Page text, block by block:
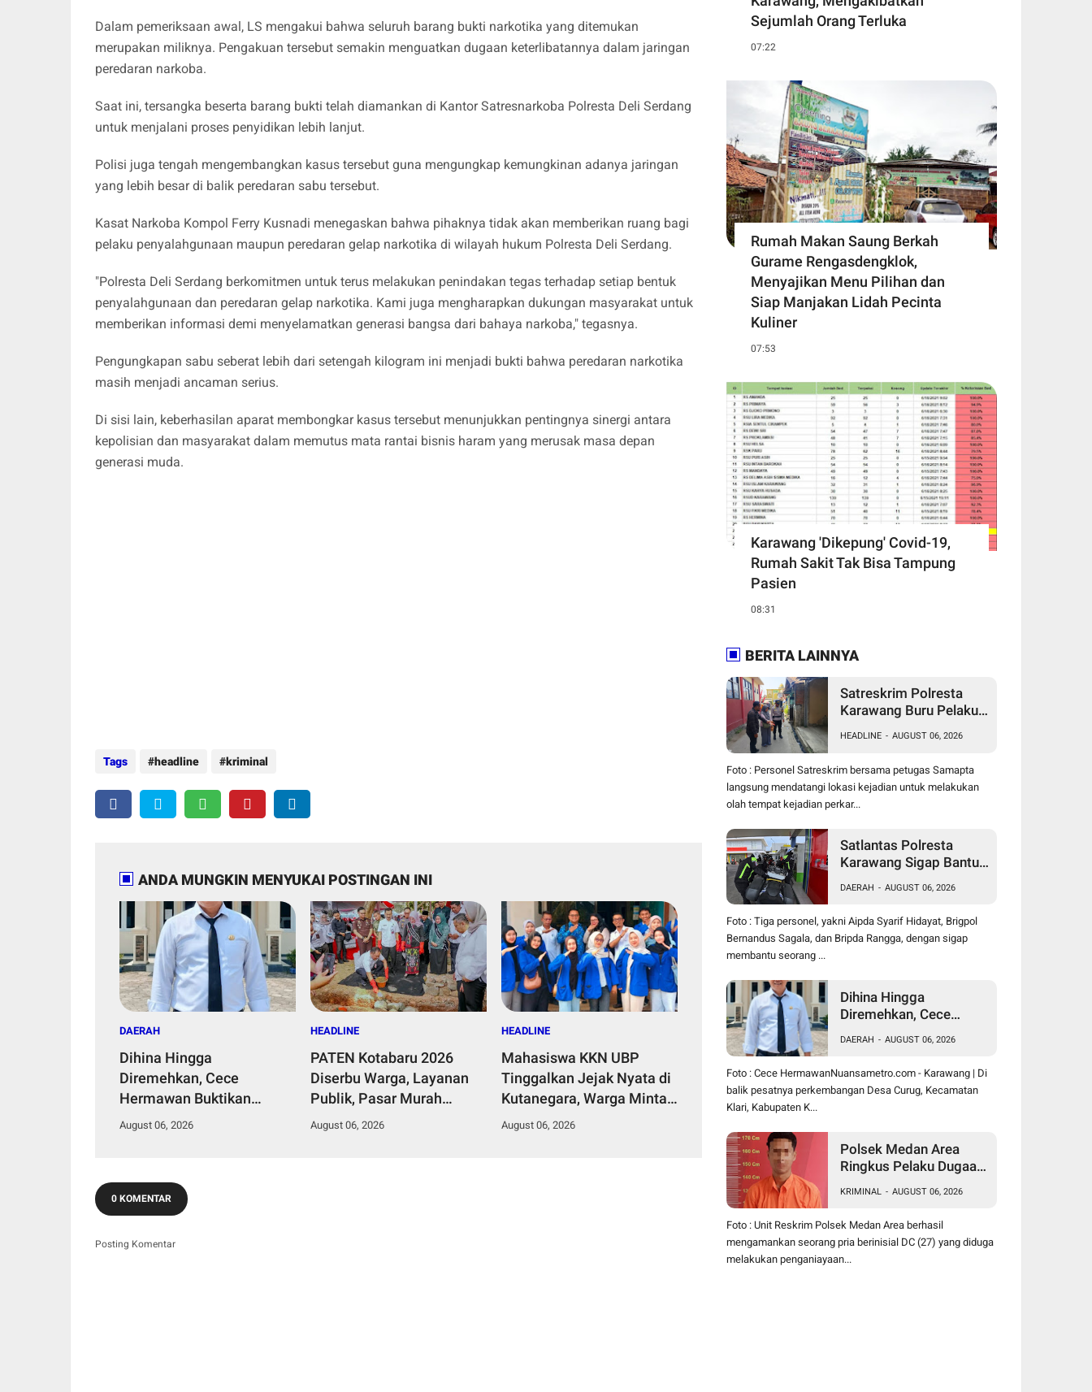
Dalam pemeriksaan awal, LS mengakui bahwa seluruh barang bukti narkotika yang ditemukan
merupakan miliknya. Pengakuan tersebut semakin menguatkan dugaan keterlibatannya dalam jaringan
peredaran narkoba.
Saat ini, tersangka beserta barang bukti telah diamankan di Kantor Satresnarkoba Polresta Deli Serdang
untuk menjalani proses penyidikan lebih lanjut.
Polisi juga tengah mengembangkan kasus tersebut guna mengungkap kemungkinan adanya jaringan
yang lebih besar di balik peredaran sabu tersebut.
Kasat Narkoba Kompol Ferry Kusnadi menegaskan bahwa pihaknya tidak akan memberikan ruang bagi
pelaku penyalahgunaan maupun peredaran gelap narkotika di wilayah hukum Polresta Deli Serdang.
"Polresta Deli Serdang berkomitmen untuk terus melakukan penindakan tegas terhadap setiap bentuk
penyalahgunaan dan peredaran gelap narkotika. Kami juga mengharapkan dukungan masyarakat untuk
memberikan informasi demi menyelamatkan generasi bangsa dari bahaya narkoba," tegasnya.
Pengungkapan sabu seberat lebih dari setengah kilogram ini menjadi bukti bahwa peredaran narkotika
masih menjadi ancaman serius.
Di sisi lain, keberhasilan aparat membongkar kasus tersebut menunjukkan pentingnya sinergi antara
kepolisian dan masyarakat dalam memutus mata rantai bisnis haram yang merusak masa depan
generasi muda.
Tags headline kriminal
ANDA MUNGKIN MENYUKAI POSTINGAN INI
DAERAH
Dihina Hingga
Diremehkan, Cece
Hermawan Buktikan
Kepemimpinan Humanis
August 06, 2026
HEADLINE
PATEN Kotabaru 2026
Diserbu Warga, Layanan
Publik, Pasar Murah
Hingga Groundbreaking TK
August 06, 2026
HEADLINE
Mahasiswa KKN UBP
Tinggalkan Jejak Nyata di
Kutanegara, Warga Minta
Masa Pengabdian
August 06, 2026
0 KOMENTAR
Posting Komentar
Sejumlah Orang Terluka
07:22
Rumah Makan Saung Berkah
Gurame Rengasdengklok,
Menyajikan Menu Pilihan dan
Siap Manjakan Lidah Pecinta
Kuliner
07:53
Karawang 'Dikepung' Covid-19,
Rumah Sakit Tak Bisa Tampung
Pasien
08:31
BERITA LAINNYA
Satreskrim Polresta
Karawang Buru Pelaku
Palumbonsari I, Korban
Rugi Rp19 Juta
HEADLINE - AUGUST 06, 2026
Foto : Personel Satreskrim bersama petugas Samapta
langsung mendatangi lokasi kejadian untuk melakukan
olah tempat kejadian perkar...
Satlantas Polresta
Karawang Sigap Bantu
Mogok, Polisi Humanis
Tuai Apresiasi
DAERAH - AUGUST 06, 2026
Foto : Tiga personel, yakni Aipda Syarif Hidayat, Brigpol
Bernandus Sagala, dan Bripda Rangga, dengan sigap
membantu seorang ...
Dihina Hingga
Diremehkan, Cece
Kepemimpinan
Humanis Bangun Desa
Curug
DAERAH - AUGUST 06, 2026
Foto : Cece HermawanNuansametro.com - Karawang | Di
balik pesatnya perkembangan Desa Curug, Kecamatan
Klari, Kabupaten K...
Polsek Medan Area
Ringkus Pelaku Dugaan
Depan SPBU Jalan
Denai, Korban Alami
Luka Memar
KRIMINAL - AUGUST 06, 2026
Foto : Unit Reskrim Polsek Medan Area berhasil
mengamankan seorang pria berinisial DC (27) yang diduga
melakukan penganiayaan...